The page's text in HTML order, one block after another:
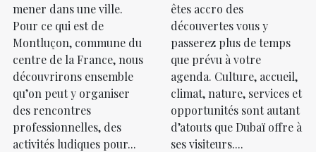
mener dans une ville.
Pour ce qui est de
Montluçon, commune du
centre de la France, nous
découvrirons ensemble
qu’on peut y organiser
des rencontres
professionnelles, des
activités ludiques pour...
êtes accro des
découvertes vous y
passerez plus de temps
que prévu à votre
agenda. Culture, accueil,
climat, nature, services et
opportunités sont autant
d’atouts que Dubaï offre à
ses visiteurs....